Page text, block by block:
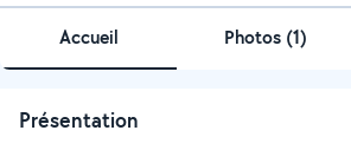
Accueil Photos (1)
Présentation